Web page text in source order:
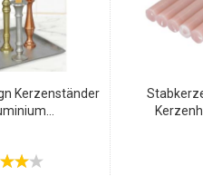
Kerzenständer